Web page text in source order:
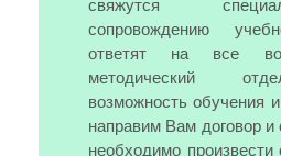
сопровождению
ответят на все
методический
возможность обучения
направим Вам договор
необходимо